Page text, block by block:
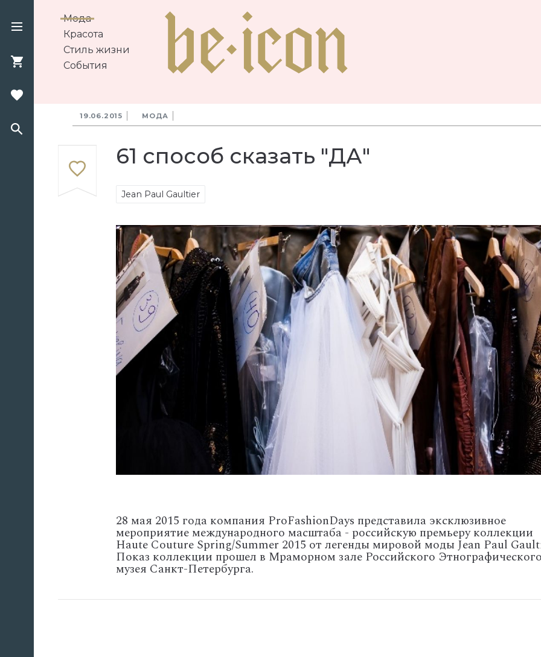
Мода
Красота
Стиль жизни
События
19.06.2015 МОДА
61 способ сказать "ДА"
Jean Paul Gaultier
28 мая 2015 года компания ProFashionDays представила эксклюзивное
мероприятие международного масштаба - российскую премьеру коллекции
Haute Couture Spring/Summer 2015 от легенды мировой моды Jean Paul
Показ коллекции прошел в Мраморном зале Российского
музея Санкт-Петербурга.